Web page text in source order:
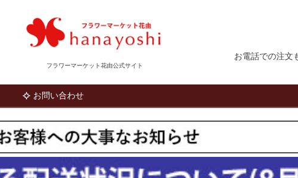
フラワーマーケット花由公式サイト
お電話での注文
お問い合わせ